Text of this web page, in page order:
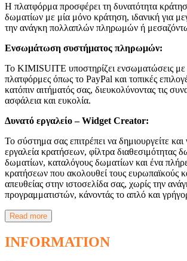
Η πλατφόρμα προσφέρει τη δυνατότητα
δωματίων με μία μόνο κράτηση, ιδανική για
την ανάγκη πολλαπλών πληρωμών ή
Ενσωμάτωση συστήματος πληρωμών:
Το KIMISUITE υποστηρίζει ενσωματώσεις με
πλατφόρμες όπως το PayPal και τοπικές
κατόπιν αιτήματός σας, διευκολύνοντας τις
ασφάλεια και ευκολία.
Δυνατό εργαλείο – Widget Creator:
Το σύστημα σας επιτρέπει να δημιουργείτε
εργαλεία κρατήσεων, φίλτρα διαθεσιμότητας
δωματίων, καταλόγους δωματίων και ένα
κρατήσεων που ακολουθεί τους ευρωπαϊκούς
απευθείας στην ιστοσελίδα σας, χωρίς την
προγραμματιστών, κάνοντάς το απλό και
Read more
INFORMATION